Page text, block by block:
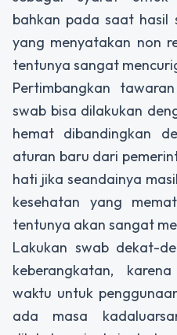
bahkan pada saat hasil
yang menyatakan non
tentunya sangat
Pertimbangkan
swab bisa dilakukan
hemat dibandingkan
aturan baru dari
hati jika seandainya
kesehatan yang
tentunya akan sangat
Lakukan swab dekat-
keberangkatan,
waktu untuk
ada masa